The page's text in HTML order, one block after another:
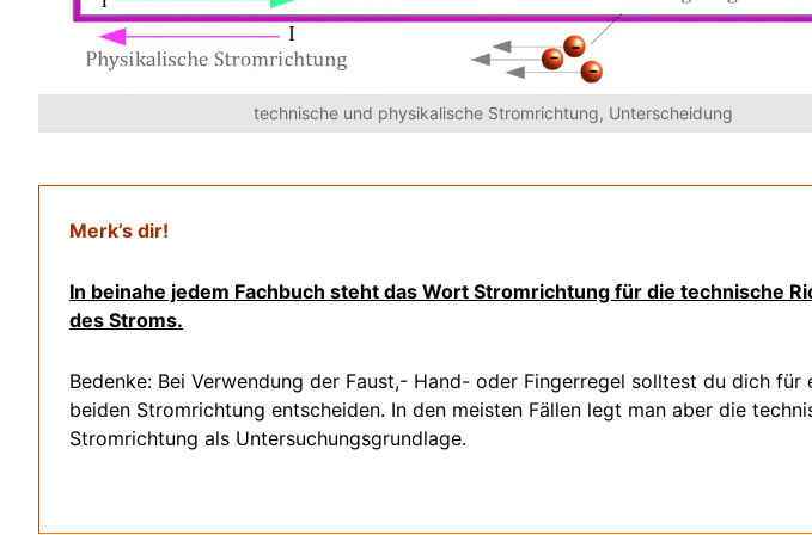
technische und physikalische Stromrichtung, Unterscheidung
Merk’s dir!
In beinahe jedem Fachbuch steht das Wort Stromrichtung für die technische
des Stroms.
Bedenke: Bei Verwendung der Faust,- Hand- oder Fingerregel solltest du dich für
beiden Stromrichtung entscheiden. In den meisten Fällen legt man aber die
Stromrichtung als Untersuchungsgrundlage.